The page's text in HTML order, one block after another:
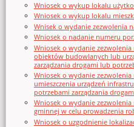
Wniosek o wykup lokalu
Wniosek o wykup lokalu
Wnisek o wydanie zezwolenia
Wniosek o nadanie numeru
Wniosek o wydanie
obiektów budowlanych lub
zarządzania drogami lub
Wniosek o wydanie
umieszczenia urządzeń
potrzebami zarządzania
Wniosek o wydanie
gminnej w celu prowadzenia
Wniosek o uzgodnienie